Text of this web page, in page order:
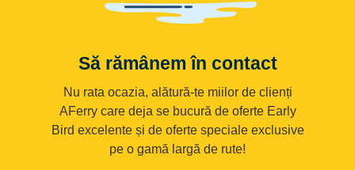
Să rămânem în contact
Nu rata ocazia, alătură-te miilor de clienți
AFerry care deja se bucură de oferte Early
Bird excelente și de oferte speciale exclusive
pe o gamă largă de rute!